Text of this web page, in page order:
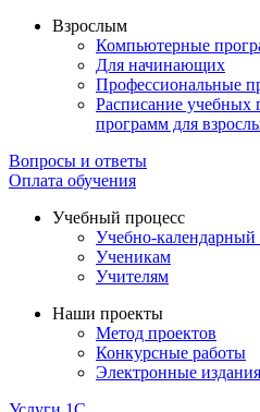
Взрослым
Компьютерные
Для начинающих
Профессиональные
Расписание
программ для
Вопросы и ответы
Оплата обучения
Учебный процесс
Учебно-календарный
Ученикам
Учителям
Наши проекты
Метод проектов
Конкурсные работы
Электронные издания